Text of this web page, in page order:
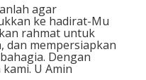
agar
ke hadirat-Mu
rahmat untuk
dan mempersiapkan
Dengan
U Amin